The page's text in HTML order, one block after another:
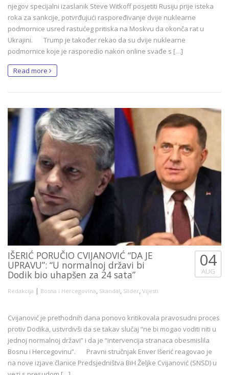
njegov specijalni izaslanik Steve Witkoff posjetiti Rusiju prije isteka
roka za sankcije, potvrđujući raspoređivanje dvije nuklearne
podmornice usred rastućeg pritiska na Moskvu da okonča rat u
Ukrajini. Trump je također rekao da su dvije nuklearne
podmornice koje je rasporedio nakon online svađe s […]
Read more
IŠERIĆ PORUČIO CVIJANOVIĆ “DA JE
UPRAVU”: “U normalnoj državi bi
Dodik bio uhapšen za 24 sata”
Redakcija | Bosna i Hercegovina, Skandal, Slider, Vijesti
04
AUG
Cvijanović je prethodnih dana ponovo kritikovala pravosudni proces
protiv Dodika, ustvrdivši da se takav slučaj “ne bi mogao voditi niti u
jednoj normalnoj državi” i da je “intervencija stranaca obesmislila
Bosnu i Hercegovinu”. Pravni stručnjak Enver Išerić reagovao je
na nove izjave članice Predsjedništva BiH Željke Cvijanović (SNSD) u